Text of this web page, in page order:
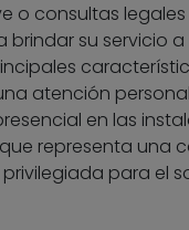
o consultas
brindar su servicio
atención
en las
representa una
para el